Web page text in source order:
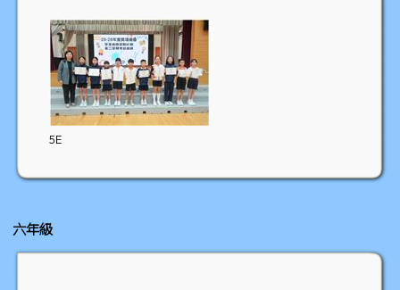
5E
六年級